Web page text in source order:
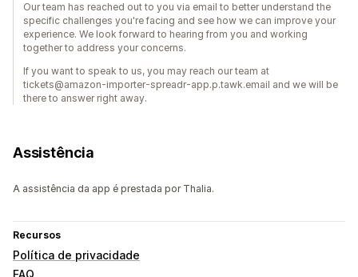
Our team has reached out to you via email to better understand the
specific challenges you're facing and see how we can improve your
experience. We look forward to hearing from you and working
together to address your concerns.
If you want to speak to us, you may reach our team at
tickets@amazon-importer-spreadr-app.p.tawk.email and we will be
there to answer right away.
Assistência
A assistência da app é prestada por Thalia.
Recursos
Política de privacidade